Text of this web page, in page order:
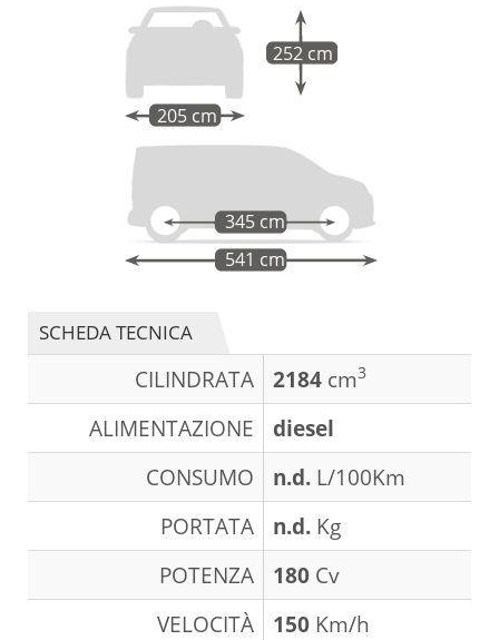
205 cm
252 cm
541 cm
345 cm
SCHEDA TECNICA
CILINDRATA 2184 cm3
ALIMENTAZIONE
diesel
CONSUMO
n.d. L/100Km
PORTATA
n.d. Kg
POTENZA
180 Cv
VELOCITÀ
150 Km/h